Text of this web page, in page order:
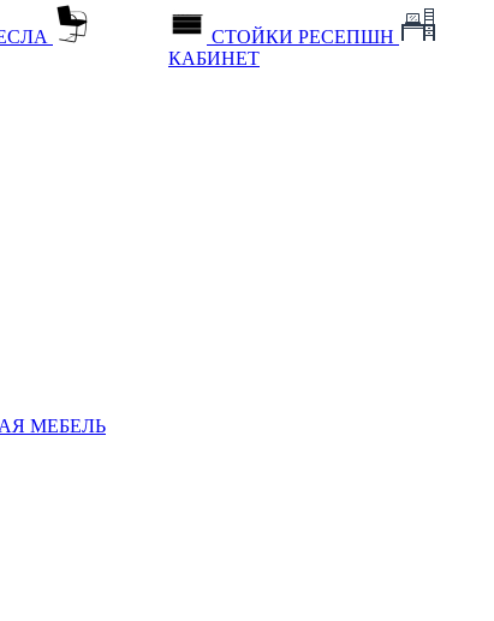
СТОЙКИ РЕСЕПШН
КАБИНЕТ
МЕБЕЛЬ